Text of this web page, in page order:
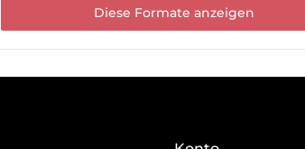
Diese Formate anzeigen